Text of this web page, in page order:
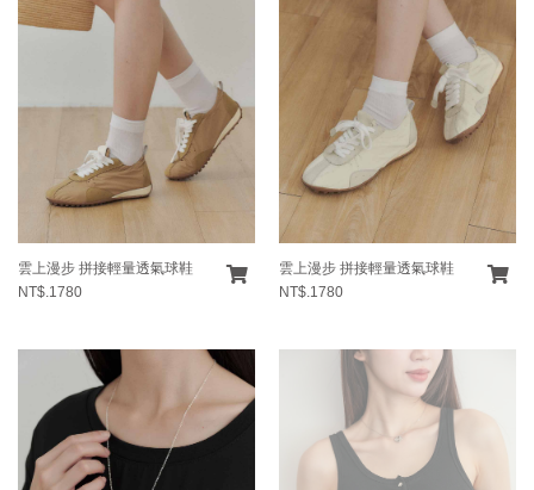
雲上漫步 拼接輕量透氣球鞋
NT$.1780
雲上漫步 拼接輕量透氣球鞋
NT$.1780